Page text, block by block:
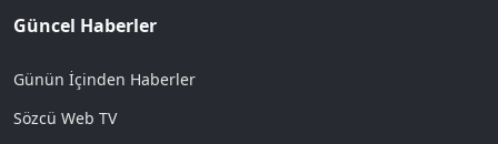
Güncel Haberler
Günün İçinden Haberler
Sözcü Web TV